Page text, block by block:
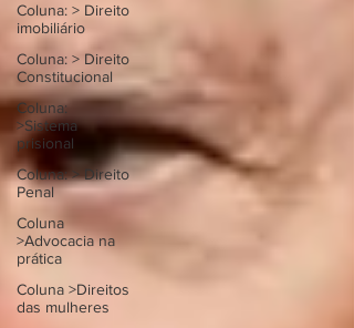
Coluna: > Direito
imobiliário
Coluna: > Direito
Constitucional
Coluna:
>Sistema
prisional
Coluna: > Direito
Penal
Coluna
>Advocacia na
prática
Coluna >Direitos
das mulheres